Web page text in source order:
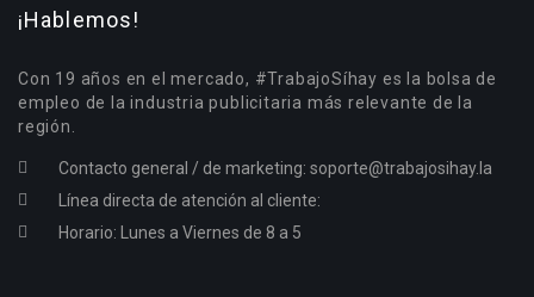
¡Hablemos!
Con 19 años en el mercado, #TrabajoSíhay es la bolsa de
empleo de la industria publicitaria más relevante de la
región.
Contacto general / de marketing: soporte@trabajosihay.la
Línea directa de atención al cliente:
Horario: Lunes a Viernes de 8 a 5